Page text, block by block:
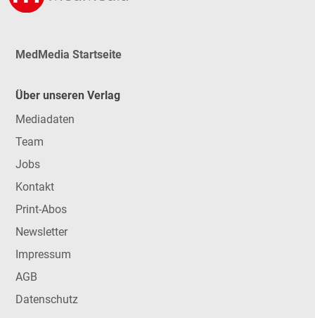
MedMedia Startseite
Über unseren Verlag
Mediadaten
Team
Jobs
Kontakt
Print-Abos
Newsletter
Impressum
AGB
Datenschutz